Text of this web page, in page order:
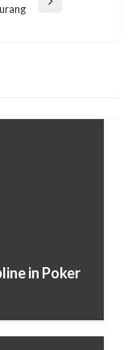
in Poker